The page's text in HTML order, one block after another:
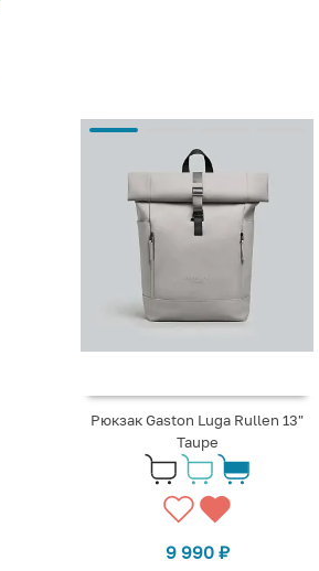
Рюкзак Gaston Luga Rullen 13"
Taupe
9 990 ₽